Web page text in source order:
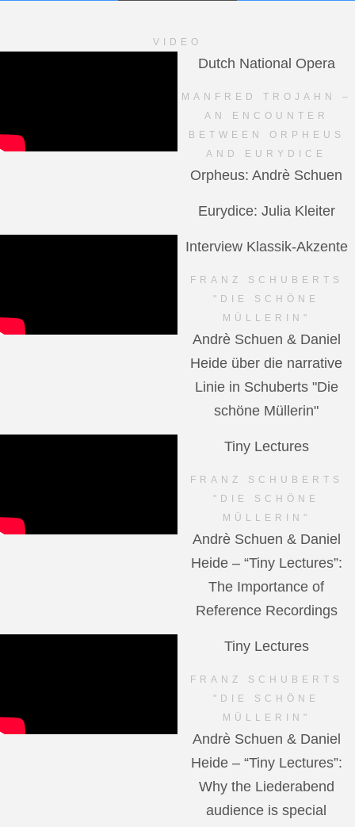
VIDEO
Dutch National Opera
MANFRED TROJAHN –
AN ENCOUNTER
BETWEEN ORPHEUS
AND EURYDICE
Orpheus: Andrè Schuen
Eurydice: Julia Kleiter
Interview Klassik-Akzente
FRANZ SCHUBERTS
"DIE SCHÖNE
MÜLLERIN"
Andrè Schuen & Daniel
Heide über die narrative
Linie in Schuberts "Die
schöne Müllerin"
Tiny Lectures
FRANZ SCHUBERTS
"DIE SCHÖNE
MÜLLERIN"
Andrè Schuen & Daniel
Heide – “Tiny Lectures”:
The Importance of
Reference Recordings
Tiny Lectures
FRANZ SCHUBERTS
"DIE SCHÖNE
MÜLLERIN"
Andrè Schuen & Daniel
Heide – “Tiny Lectures”:
Why the Liederabend
audience is special